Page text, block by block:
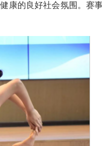
康的良好社会氛围。赛